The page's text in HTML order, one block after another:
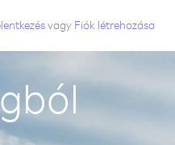
vagy Fiók létrehozása